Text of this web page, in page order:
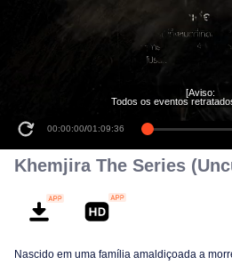
Khemjira The Series
Nascido em uma família amaldiçoada a